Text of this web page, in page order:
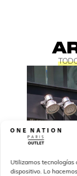
Utilizamos tecnologías
dispositivo. Lo